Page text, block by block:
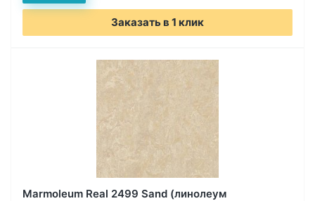
Заказать в 1 клик
Marmoleum Real 2499 Sand (линолеум